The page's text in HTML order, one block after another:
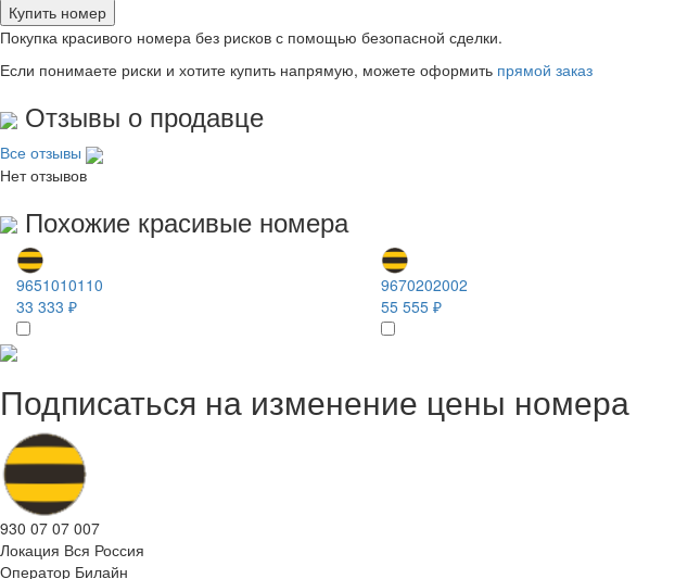
Купить номер
Покупка красивого номера без рисков с помощью безопасной сделки.
Если понимаете риски и хотите купить напрямую, можете оформить прямой заказ
Отзывы о продавце
Все отзывы
Нет отзывов
Похожие красивые номера
9651010110
33 333 ₽
9670202002
55 555 ₽
Подписаться на изменение цены номера
930 07 07 007
Локация Вся Россия
Оператор Билайн